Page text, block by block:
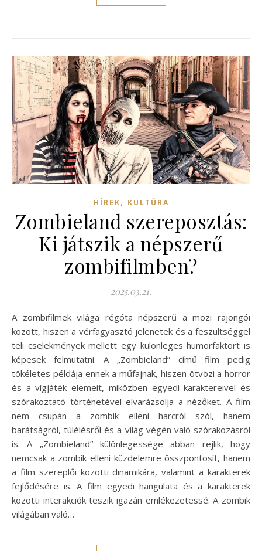
HÍREK, KULTÚRA
Zombieland szereposztás:
Ki játszik a népszerű
zombifilmben?
2025.03.21.
A zombifilmek világa régóta népszerű a mozi rajongói
között, hiszen a vérfagyasztó jelenetek és a feszültséggel
teli cselekmények mellett egy különleges humorfaktort is
képesek felmutatni. A „Zombieland” című film pedig
tökéletes példája ennek a műfajnak, hiszen ötvözi a horror
és a vígjáték elemeit, miközben egyedi karaktereivel és
szórakoztató történetével elvarázsolja a nézőket. A film
nem csupán a zombik elleni harcról szól, hanem
barátságról, túlélésről és a világ végén való szórakozásról
is. A „Zombieland” különlegessége abban rejlik, hogy
nemcsak a zombik elleni küzdelemre összpontosít, hanem
a film szereplői közötti dinamikára, valamint a karakterek
fejlődésére is. A film egyedi hangulata és a karakterek
közötti interakciók teszik igazán emlékezetessé. A zombik
világában való…